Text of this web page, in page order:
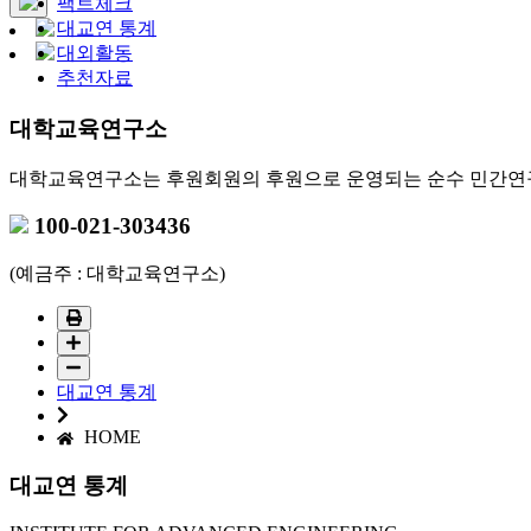
대교연 통계
대외활동
추천자료
대학교육연구소
대학교육연구소는 후원회원의 후원으로 운영되는 순수 민간연
100-021-303436
(예금주 : 대학교육연구소)
대교연 통계
HOME
대교연 통계